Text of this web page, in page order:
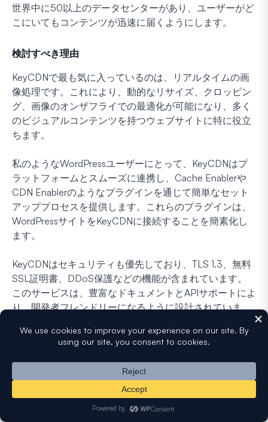
世界中に50以上のデータセンターがあり、ユーザーがど
こにいてもコンテンツが迅速に届くようにします。
検討すべき理由
KeyCDNで最も気に入っているのは、リアルタイムの画
像処理です。これにより、動的なリサイズ、クロッピン
グ、画像のオンザフライでの最適化が可能になり、多く
のビジュアルコンテンツを持つウェブサイトに特に役立
ちます。
私のようなWordPressユーザーにとって、KeyCDNはプ
ラットフォームとスムーズに連携し、Cache Enablerや
CDN Enablerのようなプラグインを通じて簡単なセット
アッププロセスを提供します。これらのプラグインは、
WordPressサイトをKeyCDNに接続することを簡素化し
ます。
KeyCDNはセキュリティも優先しており、TLS 1.3、無料
SSL証明書、DDoS保護などの機能が含まれています。
このサービスは、豊富なドキュメントとAPIサポートによ
り、開発者フレンドリーになるように設計されていま
グローバルネットワーク。
ーにより、KeyCDNは広範なグローバルカバレッジ
を提供し、高速なコンテンツ配信を実現します。